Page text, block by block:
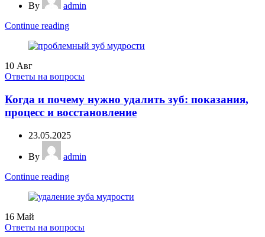
By
admin
Continue reading
10 Авг
Ответы на вопросы
Когда и почему нужно удалить зуб: показания,
процесс и восстановление
23.05.2025
By
admin
Continue reading
16 Май
Ответы на вопросы